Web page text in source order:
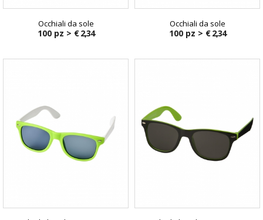
Occhiali da sole
100 pz > € 2,34
Occhiali da sole
100 pz > € 2,34